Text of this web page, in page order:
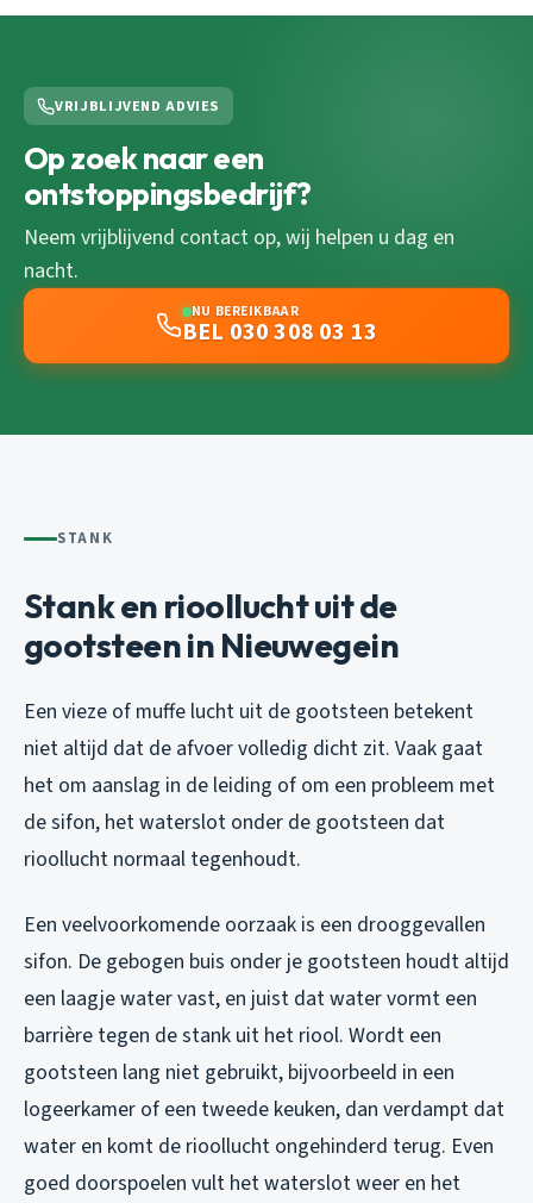
VRIJBLIJVEND ADVIES
Op zoek naar een
ontstoppingsbedrijf?
Neem vrijblijvend contact op, wij helpen u dag en
nacht.
NU BEREIKBAAR
BEL 030 308 03 13
STANK
Stank en rioollucht uit de
gootsteen in Nieuwegein
Een vieze of muffe lucht uit de gootsteen betekent
niet altijd dat de afvoer volledig dicht zit. Vaak gaat
het om aanslag in de leiding of om een probleem met
de sifon, het waterslot onder de gootsteen dat
rioollucht normaal tegenhoudt.
Een veelvoorkomende oorzaak is een drooggevallen
sifon. De gebogen buis onder je gootsteen houdt altijd
een laagje water vast, en juist dat water vormt een
barrière tegen de stank uit het riool. Wordt een
gootsteen lang niet gebruikt, bijvoorbeeld in een
logeerkamer of een tweede keuken, dan verdampt dat
water en komt de rioollucht ongehinderd terug. Even
goed doorspoelen vult het waterslot weer en het